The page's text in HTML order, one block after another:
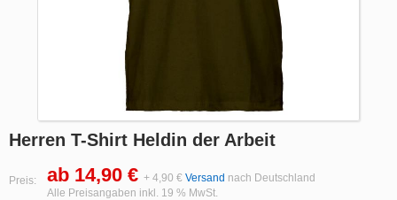
Herren T-Shirt Heldin der Arbeit
Preis: ab 14,90 € + 4,90 € Versand nach Deutschland
Alle Preisangaben inkl. 19 % MwSt.